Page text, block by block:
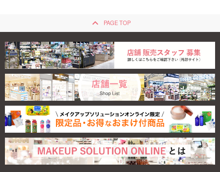
keyboard_arrow_up PAGE TOP